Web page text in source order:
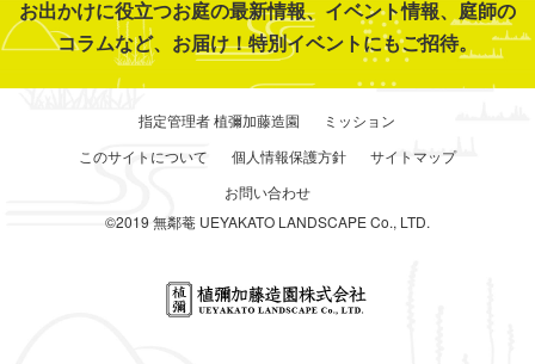
お出かけに役立つお庭の最新情報、イベント情報、庭師の
コラムなど、お届け！特別イベントにもご招待。
指定管理者 植彌加藤造園
ミッション
このサイトについて
個人情報保護方針
サイトマップ
お問い合わせ
©2019 無鄰菴 UEYAKATO LANDSCAPE Co., LTD.